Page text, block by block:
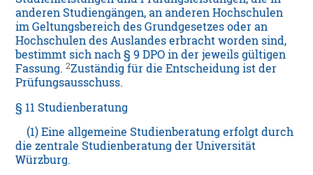
anderen Studiengängen, an anderen Hochschulen
im Geltungsbereich des Grundgesetzes oder an
Hochschulen des Auslandes erbracht worden sind,
bestimmt sich nach § 9 DPO in der jeweils gültigen
Fassung.2Zuständig für die Entscheidung ist der
Prüfungsausschuss.
§ 11 Studienberatung
(1) Eine allgemeine Studienberatung erfolgt durch
die zentrale Studienberatung der Universität
Würzburg.